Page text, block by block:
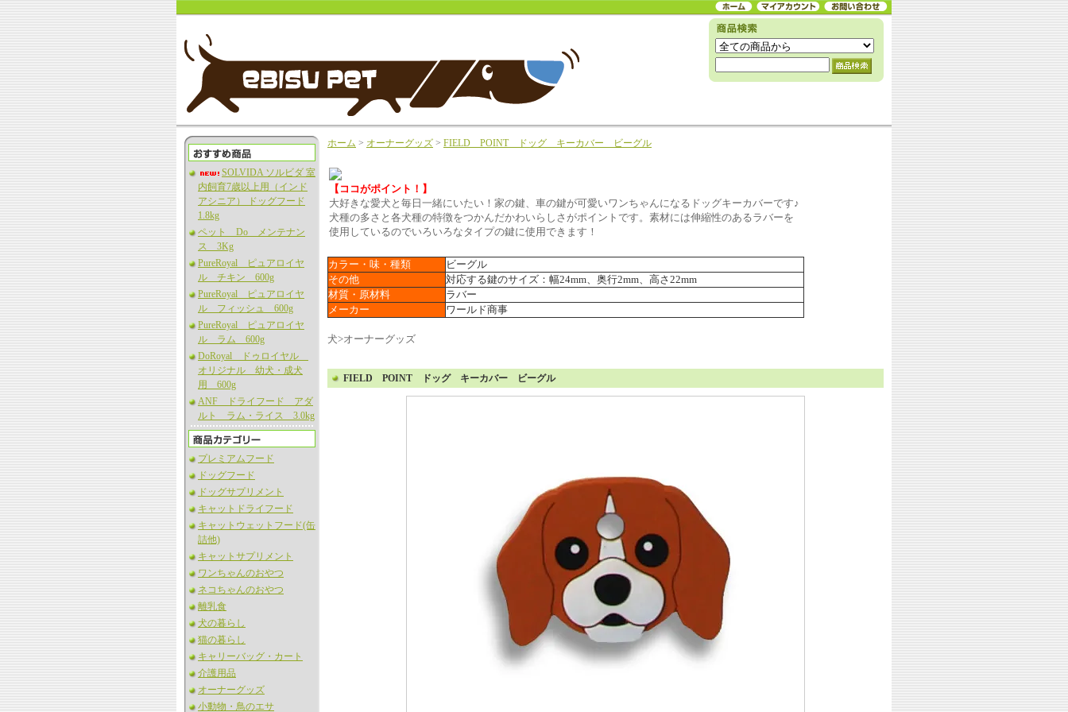
SOLVIDA ソルビダ 室
内飼育7歳以上用（インド
アシニア） ドッグフード
1.8kg
ペット Do メンテナン
ス 3Kg
PureRoyal ピュアロイヤ
ル チキン 600g
PureRoyal ピュアロイヤ
ル フィッシュ 600g
PureRoyal ピュアロイヤ
ル ラム 600g
DoRoyal ドゥロイヤル
オリジナル 幼犬・成犬
用 600g
ANF ドライフード アダ
ルト ラム・ライス 3.0kg
プレミアムフード
ドッグフード
ドッグサプリメント
キャットドライフード
キャットウェットフード(缶
詰他)
キャットサプリメント
ワンちゃんのおやつ
ネコちゃんのおやつ
離乳食
犬の暮らし
猫の暮らし
キャリーバッグ・カート
介護用品
オーナーグッズ
小動物・鳥のエサ
ホーム > オーナーグッズ > FIELD POINT ドッグ キーカバー ビーグル
【ココがポイント！】
大好きな愛犬と毎日一緒にいたい！家の鍵、車の鍵が可愛いワンちゃんになるドッグキーカバーです♪
犬種の多さと各犬種の特徴をつかんだかわいらしさがポイントです。素材には伸縮性のあるラバーを
使用しているのでいろいろなタイプの鍵に使用できます！
カラー・味・種類
ビーグル
その他
対応する鍵のサイズ：幅24mm、奥行2mm、高さ22mm
材質・原材料
ラバー
メーカー
ワールド商事
犬>オーナーグッズ
FIELD POINT ドッグ キーカバー ビーグル